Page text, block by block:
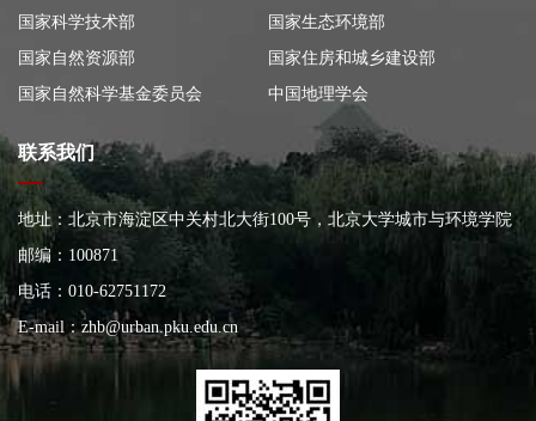
国家科学技术部
国家生态环境部
国家自然资源部
国家住房和城乡建设部
国家自然科学基金委员会
中国地理学会
联系我们
地址：北京市海淀区中关村北大街100号，北京大学城市与环境学院
大楼
邮编：100871
电话：010-62751172
E-mail：zhb@urban.pku.edu.cn